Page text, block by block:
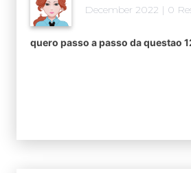
December 2022 | 0
quero passo a passo da questao